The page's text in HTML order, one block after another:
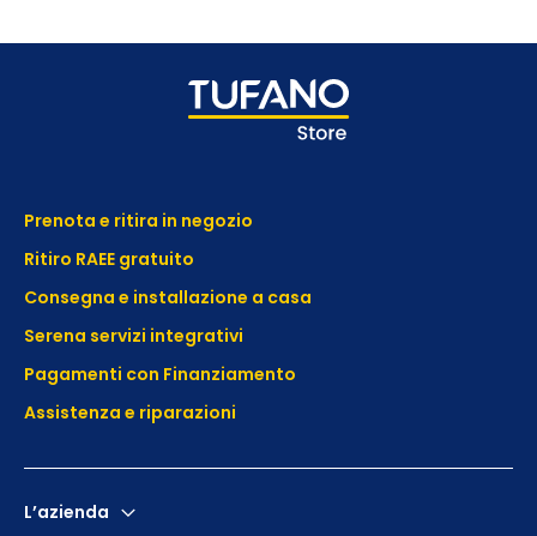
Prenota e ritira in negozio
Ritiro RAEE gratuito
Consegna e installazione a casa
Serena servizi integrativi
Pagamenti con Finanziamento
Assistenza e riparazioni
L’azienda